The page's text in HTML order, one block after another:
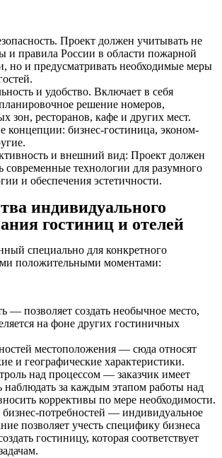
Проект должен учитывать не
и правила России в области пожарной
но и предусматривать необходимые меры
и удобство. Включает в себя
решение номеров,
зон, ресторанов, кафе и других мест.
концепции: бизнес-гостиница, эконом-
и внешний вид: Проект должен
современные технологии для разумного
и обеспечения эстетичности.
индивидуального
гостиниц и отелей
специально для конкретного
положительными моментами:
— позволяет создать необычное место,
на фоне других гостиничных
местоположения — сюда относят
и географические характеристики.
над процессом — заказчик имеет
наблюдать за каждым этапом работы над
коррективы по мере необходимости.
потребностей — индивидуальное
позволяет учесть специфику бизнеса
гостиницу, которая соответствует